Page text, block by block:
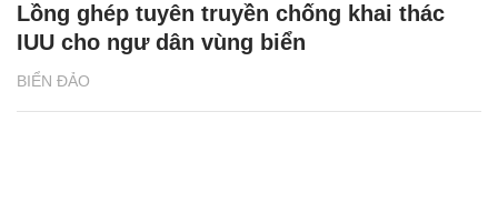
BIỂN ĐẢO
Lồng ghép tuyên truyền chống khai thác
IUU cho ngư dân vùng biển